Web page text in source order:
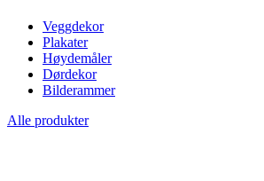
Veggdekor
Plakater
Høydemåler
Dørdekor
Bilderammer
Alle produkter